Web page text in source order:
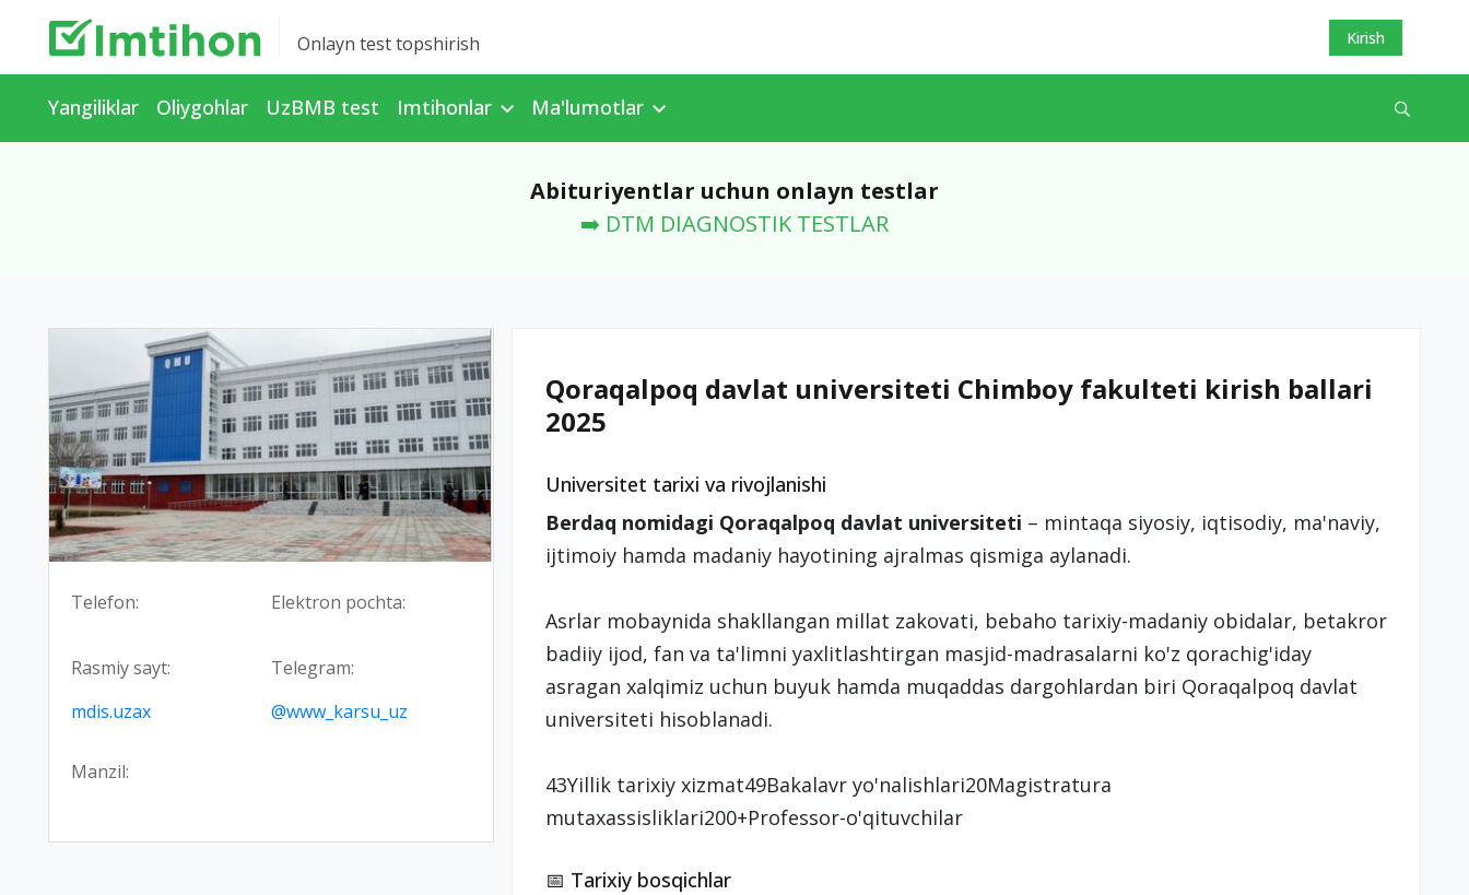
Onlayn test topshirish Kirish
Yangiliklar Oliygohlar UzBMB test Imtihonlar Ma'lumotlar
Abituriyentlar uchun onlayn testlar
➡️ DTM DIAGNOSTIK TESTLAR
Telefon: Elektron pochta:
Rasmiy sayt:
mdis.uzax
Telegram:
@www_karsu_uz
Manzil:
Qoraqalpoq davlat universiteti Chimboy fakulteti kirish ballari
2025
Universitet tarixi va rivojlanishi
Berdaq nomidagi Qoraqalpoq davlat universiteti – mintaqa siyosiy, iqtisodiy, ma'naviy,
ijtimoiy hamda madaniy hayotining ajralmas qismiga aylanadi.
Asrlar mobaynida shakllangan millat zakovati, bebaho tarixiy-madaniy obidalar, betakror
badiiy ijod, fan va ta'limni yaxlitlashtirgan masjid-madrasalarni ko'z qorachig'iday
asragan xalqimiz uchun buyuk hamda muqaddas dargohlardan biri Qoraqalpoq davlat
universiteti hisoblanadi.
43Yillik tarixiy xizmat49Bakalavr yo'nalishlari20Magistratura
mutaxassisliklari200+Professor-o'qituvchilar
📅 Tarixiy bosqichlar